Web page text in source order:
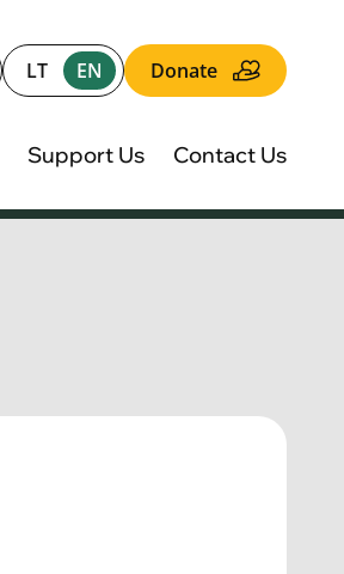
LT EN Donate
Support Us Contact Us